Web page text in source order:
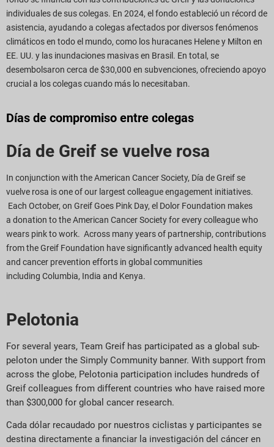
individuales de sus colegas. En 2024, el fondo estableció un récord de
asistencia, ayudando a colegas afectados por diversos fenómenos
climáticos en todo el mundo, como los huracanes Helene y Milton en
EE. UU. y las inundaciones masivas en Brasil. En total, se
desembolsaron cerca de $30,000 en subvenciones, ofreciendo apoyo
crucial a los colegas cuando más lo necesitaban.
Días de compromiso entre colegas
Día de Greif se vuelve rosa
In conjunction with the American Cancer Society, Día de Greif se
vuelve rosa is one of our largest colleague engagement initiatives.
Each October, on GreifGoes Pink Day, el Dolor Foundation makes
a donation to the American CancerSocietyfor every colleague who
wears pinkto work. Across many years of partnership, contributions
from the Greif Foundation have significantly advanced health equity
and cancer prevention efforts in global communities
including Columbia, India and Kenya.
Pelotonia
For several years, Team Greif has participated as a global sub-
peloton under the Simply Community banner. With support from
across the globe, Pelotonia participation includes hundreds of
Greif colleagues from different countries who have raised more
than $300,000 for global cancer research.
Cada dólar recaudado por nuestros ciclistas y participantes se
destina directamente a financiar la investigación del cáncer en